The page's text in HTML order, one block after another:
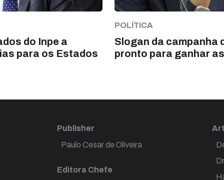
do Inpe a
para os Estados
POLÍTICA
Slogan da campanha
pronto para ganhar
Publisher
Paulo Cesar de Oliveira
Editora Chefe